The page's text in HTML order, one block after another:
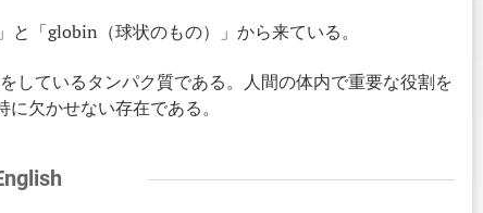
「globin（球状のもの）」から来ている。
しているタンパク質である。人間の体内で重要な役割を
欠かせない存在である。